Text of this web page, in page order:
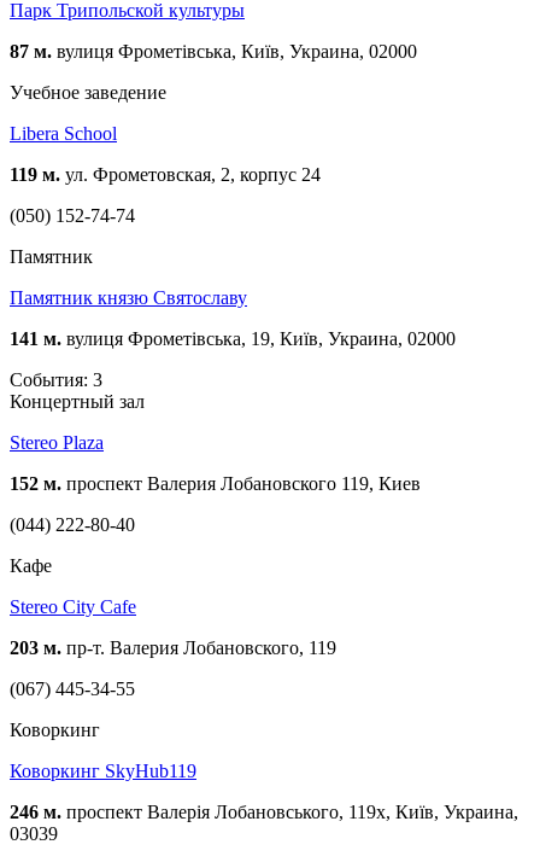
Парк Трипольской культуры
87 м. вулиця Фрометівська, Київ, Украина, 02000
Учебное заведение
Libera School
119 м. ул. Фрометовская, 2, корпус 24
(050) 152-74-74
Памятник
Памятник князю Святославу
141 м. вулиця Фрометівська, 19, Київ, Украина, 02000
События: 3
Концертный зал
Stereo Plaza
152 м. проспект Валерия Лобановского 119, Киев
(044) 222-80-40
Кафе
Stereo City Cafe
203 м. пр-т. Валерия Лобановского, 119
(067) 445-34-55
Коворкинг
Коворкинг SkyHub119
246 м. проспект Валерія Лобановського, 119х, Київ, Украина,
03039